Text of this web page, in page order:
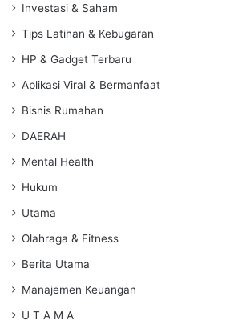
Investasi & Saham
Tips Latihan & Kebugaran
HP & Gadget Terbaru
Aplikasi Viral & Bermanfaat
Bisnis Rumahan
DAERAH
Mental Health
Hukum
Utama
Olahraga & Fitness
Berita Utama
Manajemen Keuangan
U T A M A